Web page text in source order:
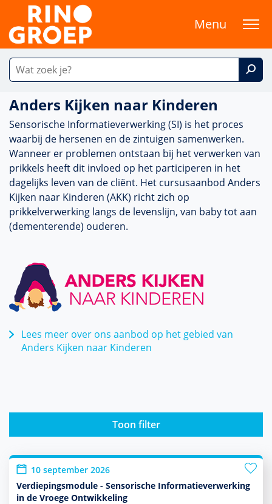
Menu
Anders Kijken naar Kinderen
Sensorische Informatieverwerking (SI) is het proces
waarbij de hersenen en de zintuigen samenwerken.
Wanneer er pro­ble­men ontstaan bij het verwerken van
prikkels heeft dit invloed op het participeren in het
dagelijks leven van de cliënt. Het cursusaanbod Anders
Kijken naar Kinderen (AKK) richt zich op
prikkelverwerking langs de levenslijn, van baby tot aan
(dementerende) ouderen.
Lees meer over ons aanbod op het gebied van
Anders Kijken naar Kinderen
Toon filter
10 september 2026
Verdiepingsmodule - Sensorische Informatieverwerking
in de Vroege Ontwikkeling